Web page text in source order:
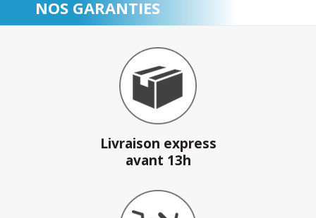
NOS GARANTIES
Livraison express
avant 13h